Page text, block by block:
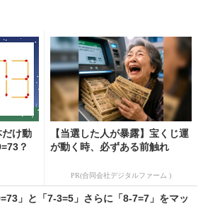
だけ動
？
【当選した人が暴露】宝くじ運
が動く時、必ずある前触れ
PR(合同会社デジタルファーム )
」と「7-3=5」さらに「8-7=7」をマッ